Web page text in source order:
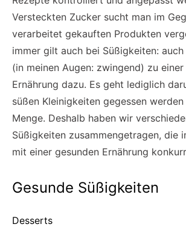
Versteckten Zucker sucht man im
verarbeitet gekauften Produkten
immer gilt auch bei Süßigkeiten:
(in meinen Augen: zwingend) zu
Ernährung dazu. Es geht lediglich
süßen Kleinigkeiten gegessen
Menge. Deshalb haben wir
Süßigkeiten zusammengetragen, die
mit einer gesunden Ernährung
Gesunde Süßigkeiten
Desserts